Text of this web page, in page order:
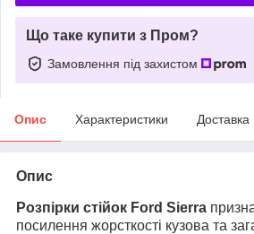
Що таке купити з Пром?
Замовлення під захистом
Опис Характеристики Доставка
Опис
Розпірки стійок Ford Sierra
посилення жорсткості кузова та